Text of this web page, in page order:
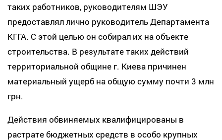
таких работников, руководителям ШЭУ
предоставлял лично руководитель Департамента
КГГА. С этой целью он собирал их на объекте
строительства. В результате таких действий
территориальной общине г. Киева причинен
материальный ущерб на общую сумму почти 3 млн
грн.
Действия обвиняемых квалифицированы в
растрате бюджетных средств в особо крупных